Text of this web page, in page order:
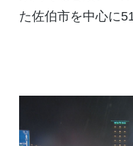
た佐伯市を中心に